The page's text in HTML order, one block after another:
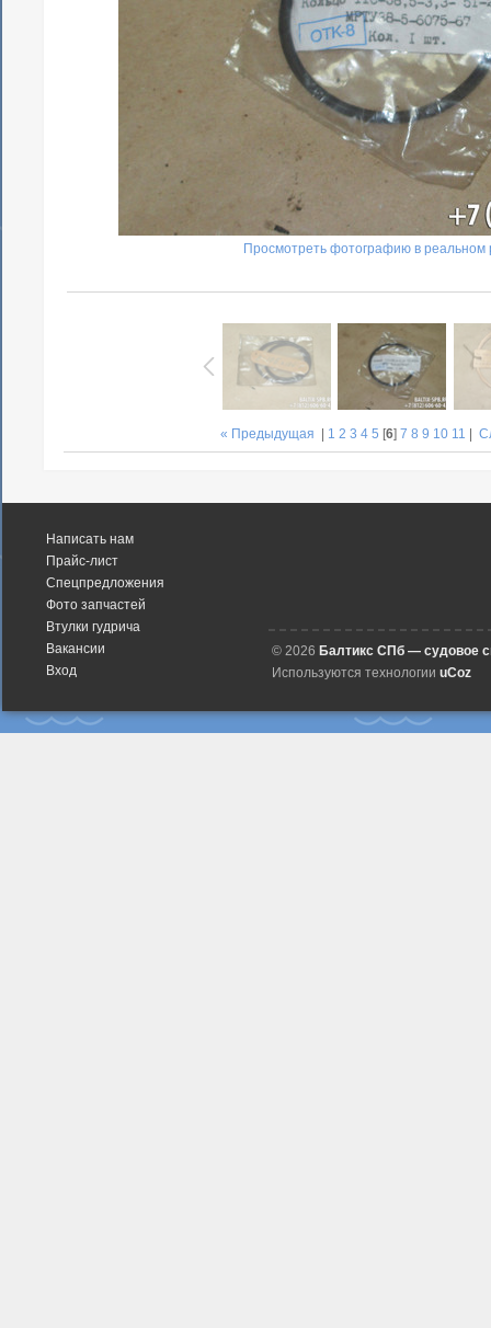
Просмотреть фотографию в реальном
« Предыдущая 1 2 3 4 5 [6] 7 8 9 10 11
Написать нам
Прайс-лист
Спецпредложения
Фото запчастей
Втулки гудрича
Вакансии
Вход
© 2026 Балтикс СПб — судовое
Используются технологии uCoz